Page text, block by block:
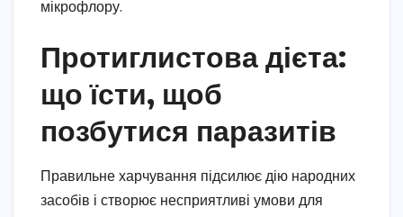
мікрофлору.
Протиглистова дієта:
що їсти, щоб
позбутися паразитів
Правильне харчування підсилює дію народних
засобів і створює несприятливі умови для